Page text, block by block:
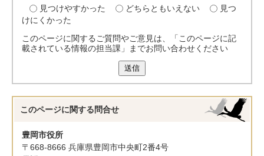
見つけやすかった
どちらともいえない
見つ
けにくかった
このページに関するご質問やご意見は、「このページに記
載されている情報の担当課」までお問い合わせください
送信
このページに関する 問合せ
豊岡市役所
〒668-8666 兵庫県豊岡市中央町2番4号